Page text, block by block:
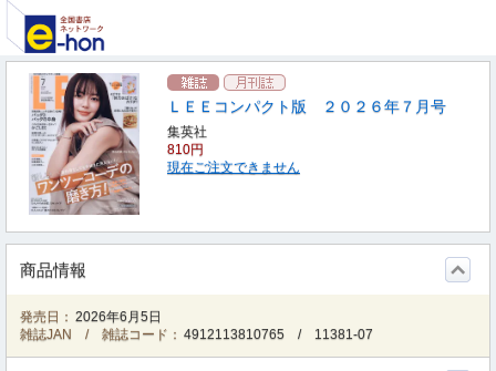
ＬＥＥコンパクト版 ２０２６年７月号
集英社
810円
現在ご注文できません
商品情報
発売日： 2026年6月5日
雑誌JAN / 雑誌コード： 4912113810765 / 11381-07